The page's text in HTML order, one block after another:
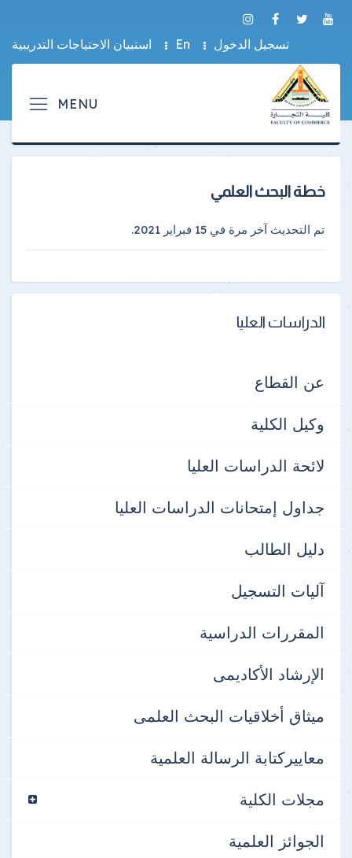
تسجيل الدخول En استبيان الاحتياجات التدريبية
خطة البحث العلمي
تم التحديث آخر مرة في 15 فبراير 2021 .
الدراسات العليا
عن القطاع
وكيل الكلية
لائحة الدراسات العليا
جداول إمتحانات الدراسات العليا
دليل الطالب
آليات التسجيل
المقررات الدراسية
الإرشاد الأكاديمى
ميثاق أخلاقيات البحث العلمى
معاييركتابة الرسالة العلمية
مجلات الكلية
الجوائز العلمية